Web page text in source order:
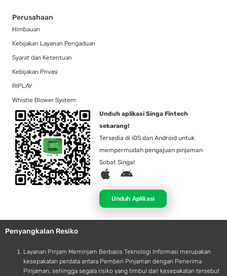
Perusahaan
Himbauan
Kebijakan Layanan Pengaduan
Syarat dan Ketentuan
Kebijakan Privasi
RIPLAY
Whistle Blower System
Unduh aplikasi Singa Fintech
sekarang!
Tersedia di iOS dan Android untuk
mempermudah pengajuan pinjaman
Sobat Singa!
A
p
l
e
A
d
r
o
d
Unduh Aplikasi
Penyangkalan Resiko
Layanan Pinjam Meminjam Berbasis Teknologi Informasi merupakan
kesepakatan perdata antara Pemberi Pinjaman dengan Penerima
Pinjaman, sehingga segala risiko yang timbul dari kesepakatan tersebut